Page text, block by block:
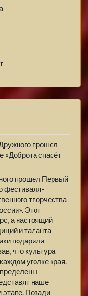
прошел
«Доброта спасёт
прошел Первый
фестиваля-
творчества
Этот
а настоящий
и таланта
подарили
что культура
уголке края.
наше
этапе. Позади